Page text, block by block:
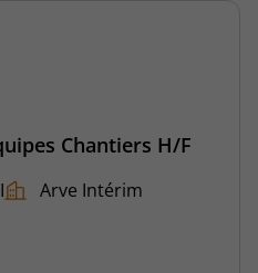
Chantiers H/F
Arve Intérim